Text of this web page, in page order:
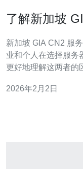
了解新加坡
新加坡 GIA CN2 服
业和个人在选择服务
更好地理解这两者的
还能提升你的网站性能和用户体
2026年2月2日